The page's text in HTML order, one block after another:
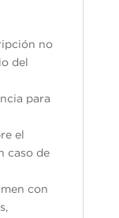
no
del
para
el
caso de
con